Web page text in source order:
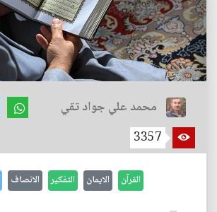
محمد علي جواد تقي
3357
القرآن الايمان التفكير الانصاف